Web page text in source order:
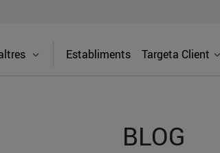
Establiments Targeta Client
BLOG